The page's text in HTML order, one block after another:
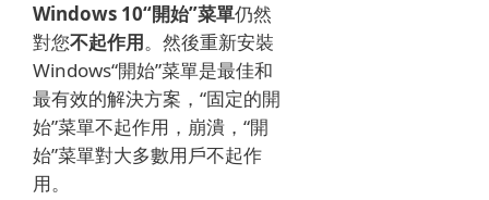
Windows 10“開始”菜單仍然
對您不起作用。 然後重新安裝
Windows“開始”菜單是最佳和
最有效的解決方案，“固定的開
始”菜單不起作用，崩潰，“開
始”菜單對大多數用戶不起作
用。